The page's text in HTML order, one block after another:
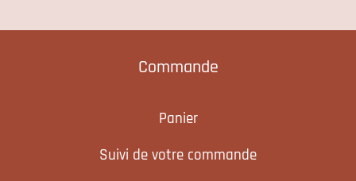
Commande
Panier
Suivi de votre commande